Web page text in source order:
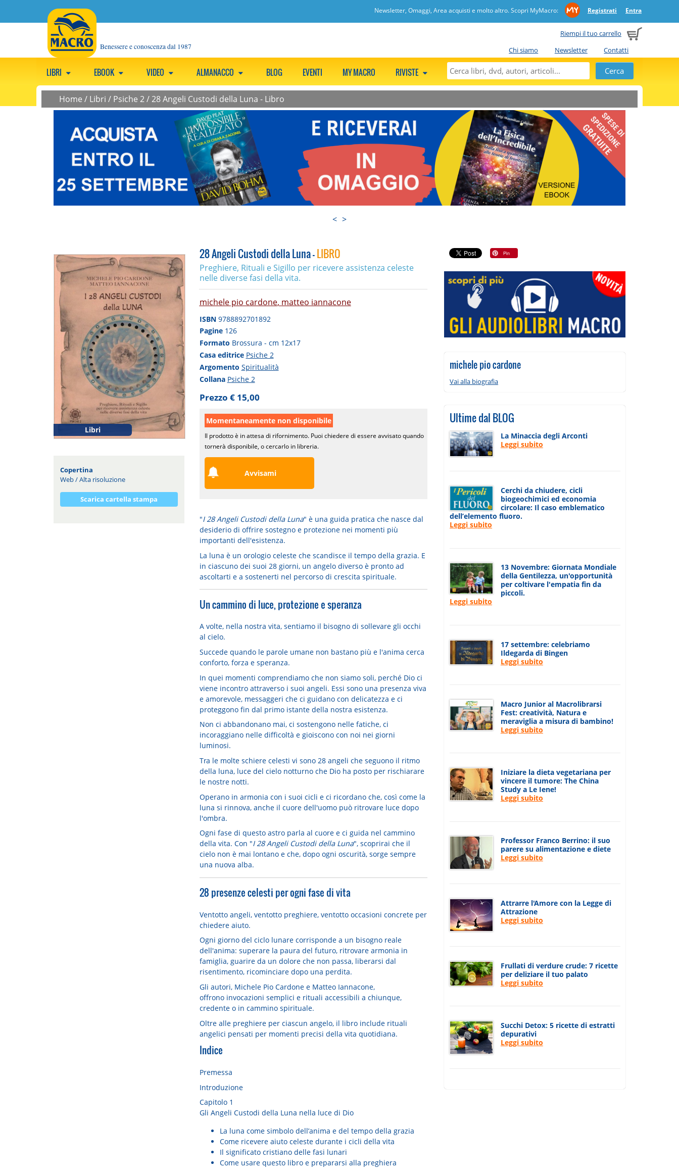
Newsletter, Omaggi, Area acquisti e molto altro. Scopri MyMacro: Registrati Entra
Riempi il tuo carrello
Chi siamo
Newsletter Contatti
Benessere e conoscenza dal 1987
LIBRI EBOOK VIDEO ALMANACCO BLOG EVENTI MY MACRO RIVISTE
Home / Libri / Psiche 2/28 Angeli Custodi della Luna - Libro
< >
Libri
Copertina
Web/Alta risoluzione
Scarica cartella stampa
28 Angeli Custodi della Luna -LIBRO
Preghiere, Rituali e Sigillo per ricevere assistenza celeste
nelle diverse fasi della vita.
michele pio cardone, matteo iannacone
ISBN 9788892701892
Pagine 126
Formato Brossura - cm 12x17
Casa editrice Psiche 2
Argomento Spiritualità
Collana Psiche 2
Prezzo € 15,00
Momentaneamente non disponibile
Il prodotto è in attesa di rifornimento. Puoi chiedere di essere avvisato quando
tornerà disponibile, o cercarlo in libreria.
Avvisami
"I 28 Angeli Custodi della Luna" è una guida pratica che nasce dal
desiderio di offrire sostegno e protezione nei momenti più
importanti dell'esistenza.
La luna è un orologio celeste che scandisce il tempo della grazia. E
in ciascuno dei suoi 28 giorni, un angelo diverso è pronto ad
ascoltarti e a sostenerti nel percorso di crescita spirituale.
Un cammino di luce, protezione e speranza
A volte, nella nostra vita, sentiamo il bisogno di sollevare gli occhi
al cielo.
Succede quando le parole umane non bastano più el'anima cerca
conforto, forza e speranza.
In quei momenti comprendiamo che non siamo soli, perché Dio ci
viene incontro attraverso i suoi angeli. Essi sono una presenza viva
e amorevole, messaggeri che ci guidano con delicatezza e ci
proteggono fin dal primo istante della nostra esistenza.
Non ci abbandonano mai, ci sostengono nelle fatiche, ci
incoraggiano nelle difficoltà e gioiscono con noi nei giorni
luminosi.
Tra le molte schiere celesti vi sono 28 angeli che seguono il ritmo
della luna, luce del cielo notturno che Dio ha posto per rischiarare
le nostre notti.
Operano in armonia con i suoi cicli e ci ricordano che, così come la
luna si rinnova,anche il cuore dell'uomo può ritrovare luce dopo
l'ombra.
Ogni fase di questo astro parla al cuore e ci guida nel cammino
della vita. Con "I 28 Angeli Custodi della Luna", scoprirai che il
cielo non è mai lontano e che, dopo ogni oscurità, sorge sempre
una nuova alba.
28 presenze celesti per ogni fase di vita
Ventotto angeli, ventotto preghiere, ventotto occasioni concrete per
chiedere aiuto.
Ogni giorno del ciclo lunare corrisponde a un bisogno reale
dell'anima: superare la paura del futuro, ritrovare armonia in
famiglia, guarire da un dolore che non passa, liberarsi dal
risentimento, ricominciare dopo una perdita.
Gli autori, Michele Pio Cardone e Matteo Iannacone,
offrono invocazioni semplici e rituali accessibili a chiunque,
credente o in cammino spirituale.
Oltre alle preghiere per ciascun angelo, il libro include rituali
angelici pensati per momenti precisi della vita quotidiana.
Indice
Premessa
Introduzione
Capitolo 1
Gli Angeli Custodi della Luna nella luce di Dio
La luna come simbolo dell’anima e del tempo della grazia
Come ricevere aiuto celeste durante i cicli della vita
Il significato cristiano delle fasi lunari
Come usare questo libro e prepararsi alla preghiera
michele pio cardone
Vai alla biografia
Ultime dal BLOG
La Minaccia degli Arconti
Leggi subito
Cerchi da chiudere, cicli
biogeochimici ed economia
circolare: Il caso emblematico
dell’elemento fluoro.
Leggi subito
13 Novembre: Giornata Mondiale
della Gentilezza, un'opportunità
per coltivare l'empatia fin da
piccoli.
Leggi subito
17 settembre: celebriamo
Ildegarda di Bingen
Leggi subito
Macro Junior al Macrolibrarsi
Fest: creatività, Natura e
meraviglia a misura di bambino!
Leggi subito
Iniziare la dieta vegetariana per
vincere il tumore: The China
Study a Le Iene!
Leggi subito
Professor Franco Berrino: il suo
parere su alimentazione e diete
Leggi subito
Attrarre l'Amore con la Legge di
Attrazione
Leggi subito
Frullati di verdure crude: 7 ricette
per deliziare il tuo palato
Leggi subito
Succhi Detox: 5 ricette di estratti
depurativi
Leggi subito